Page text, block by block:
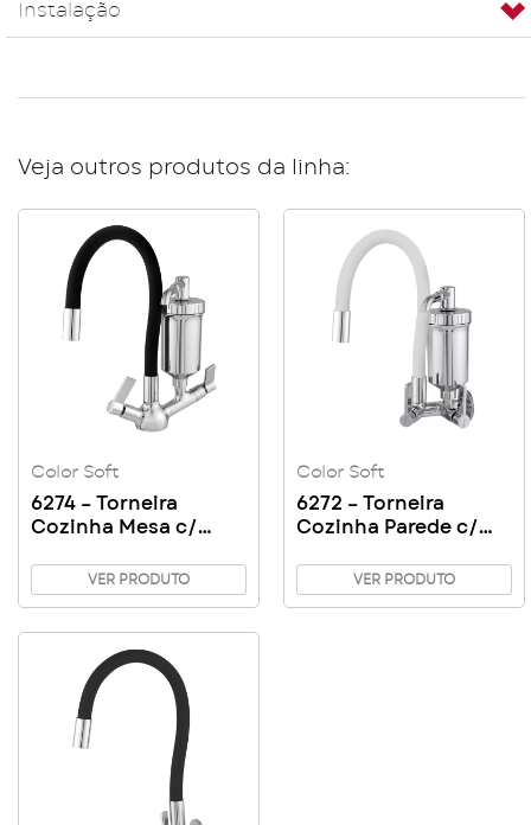
Instalação
Veja outros produtos da linha:
Color Soft
6274 – Torneira
Cozinha Mesa c/
Copo ABSVER PRODUTO
Color Soft
6272 – Torneira
Cozinha Parede c/
Copo ABSVER PRODUTO